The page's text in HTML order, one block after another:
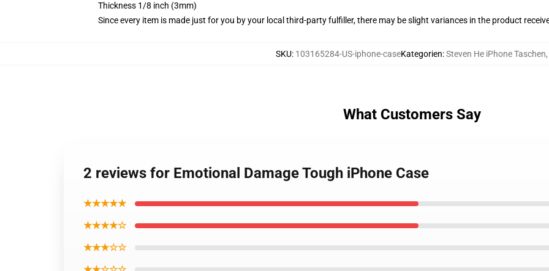
Thickness 1/8 inch (3mm)
Since every item is made just for you by your local third-party fulfiller, there may be slight variances in the product
SKU: 103165284-US-iphone-caseKategorien:Steven He iPhone Taschen,
What Customers Say
2 reviews for Emotional Damage Tough iPhone Case
★★★★★
★★★★☆
★★★☆☆